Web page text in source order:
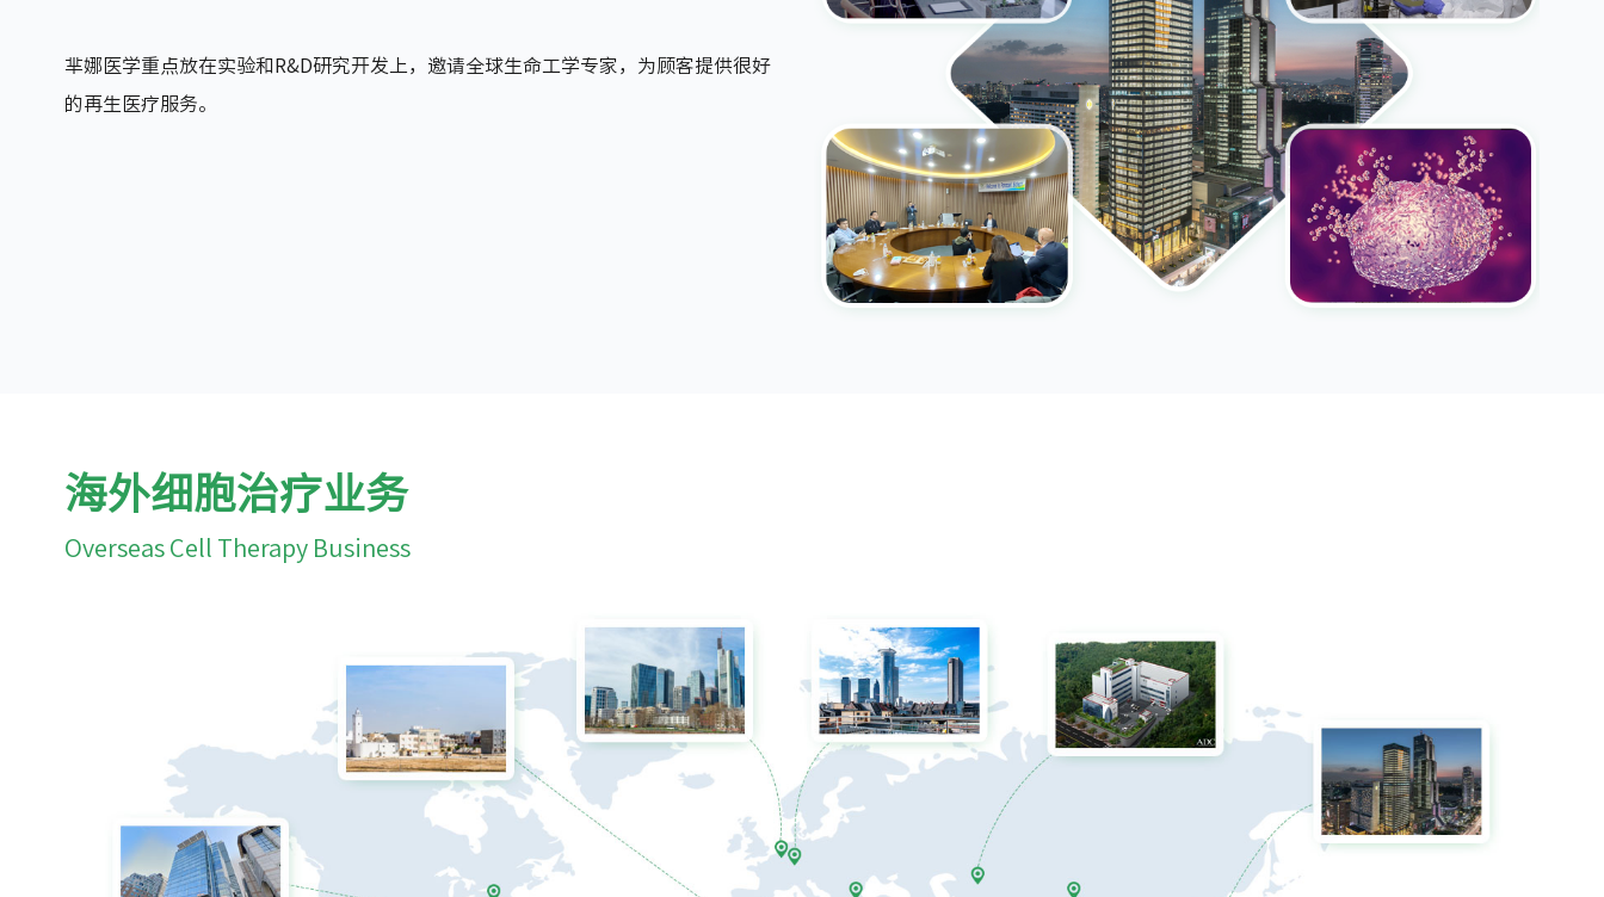
芈娜医学重点放在实验和R&D研究开发上，邀请全球生命工学专家，为顾客提供很好
的再生医疗服务。
海外细胞治疗业务
Overseas Cell Therapy Business